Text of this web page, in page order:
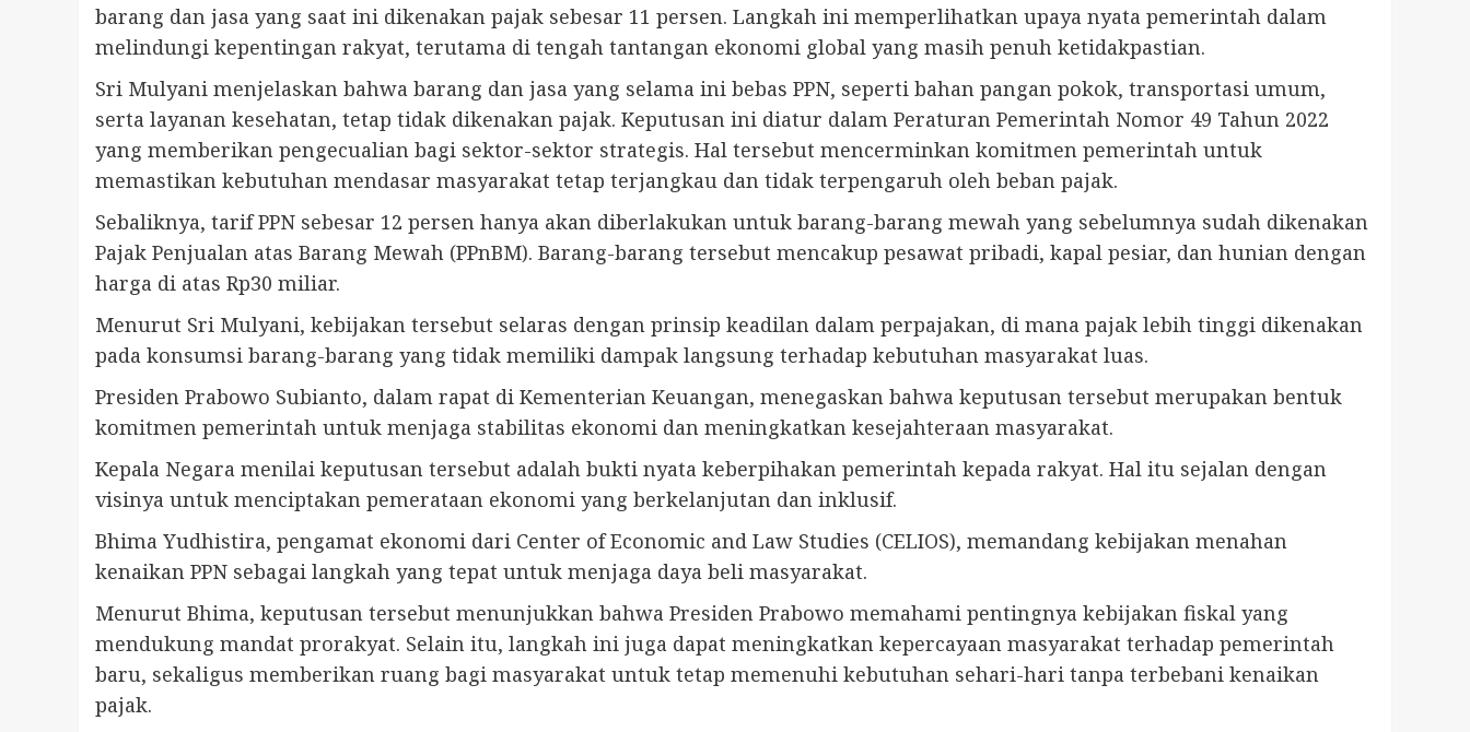
barang dan jasa yang saat ini dikenakan pajak sebesar 11 persen. Langkah ini memperlihatkan upaya nyata pemerintah dalam
melindungi kepentingan rakyat, terutama di tengah tantangan ekonomi global yang masih penuh ketidakpastian.
Sri Mulyani menjelaskan bahwa barang dan jasa yang selama ini bebas PPN, seperti bahan pangan pokok, transportasi umum,
serta layanan kesehatan, tetap tidak dikenakan pajak. Keputusan ini diatur dalam Peraturan Pemerintah Nomor 49 Tahun 2022
yang memberikan pengecualian bagi sektor-sektor strategis. Hal tersebut mencerminkan komitmen pemerintah untuk
memastikan kebutuhan mendasar masyarakat tetap terjangkau dan tidak terpengaruh oleh beban pajak.
Sebaliknya, tarif PPN sebesar 12 persen hanya akan diberlakukan untuk barang-barang mewah yang sebelumnya sudah dikenakan
Pajak Penjualan atas Barang Mewah (PPnBM). Barang-barang tersebut mencakup pesawat pribadi, kapal pesiar, dan hunian dengan
harga di atas Rp30 miliar.
Menurut Sri Mulyani, kebijakan tersebut selaras dengan prinsip keadilan dalam perpajakan, di mana pajak lebih tinggi dikenakan
pada konsumsi barang-barang yang tidak memiliki dampak langsung terhadap kebutuhan masyarakat luas.
Presiden Prabowo Subianto, dalam rapat di Kementerian Keuangan, menegaskan bahwa keputusan tersebut merupakan bentuk
komitmen pemerintah untuk menjaga stabilitas ekonomi dan meningkatkan kesejahteraan masyarakat.
Kepala Negara menilai keputusan tersebut adalah bukti nyata keberpihakan pemerintah kepada rakyat. Hal itu sejalan dengan
visinya untuk menciptakan pemerataan ekonomi yang berkelanjutan dan inklusif.
Bhima Yudhistira, pengamat ekonomi dari Center of Economic and Law Studies (CELIOS), memandang kebijakan menahan
kenaikan PPN sebagai langkah yang tepat untuk menjaga daya beli masyarakat.
Menurut Bhima, keputusan tersebut menunjukkan bahwa Presiden Prabowo memahami pentingnya kebijakan fiskal yang
mendukung mandat prorakyat. Selain itu, langkah ini juga dapat meningkatkan kepercayaan masyarakat terhadap pemerintah
baru, sekaligus memberikan ruang bagi masyarakat untuk tetap memenuhi kebutuhan sehari-hari tanpa terbebani kenaikan
pajak.